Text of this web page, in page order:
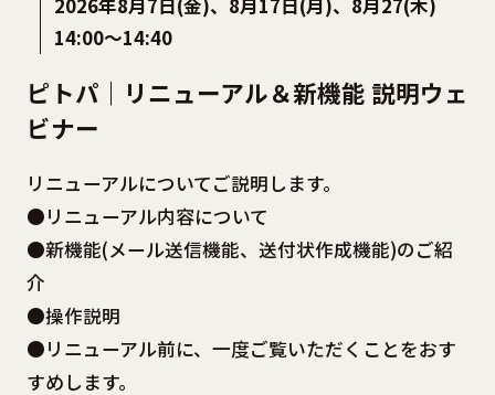
2026年8月7日(金)、8月17日(月)、8月27(木)
14:00〜14:40
ピトパ｜リニューアル＆新機能 説明ウェ
ビナー
リニューアルについてご説明します。
●リニューアル内容について
●新機能(メール送信機能、送付状作成機能)のご紹
介
●操作説明
●リニューアル前に、一度ご覧いただくことをおす
すめします。